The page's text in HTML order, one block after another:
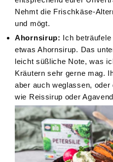
Nehmt die Frischkäse-
und mögt.
Ahornsirup: Ich
etwas Ahornsirup. Das
leicht süßliche Note, was
Kräutern sehr gerne mag.
aber auch weglassen,
wie Reissirup oder